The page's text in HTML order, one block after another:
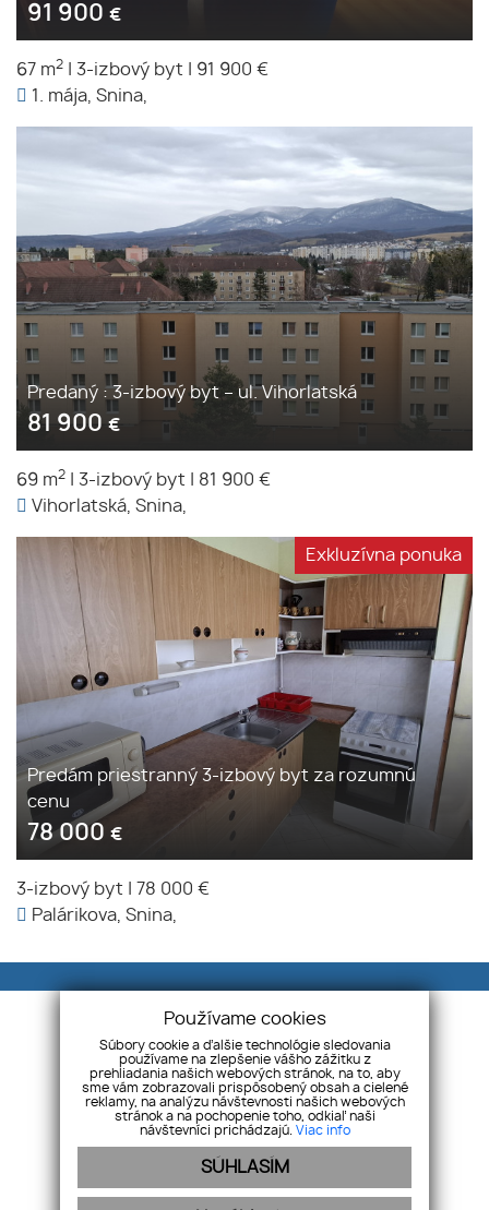
91 900 €
67 m2 3-izbový byt
91 900 €
1. mája, Snina,
Predaný : 3-izbový byt – ul. Vihorlatská
81 900 €
69 m2 3-izbový byt
81 900 €
Vihorlatská, Snina,
Exkluzívna ponuka
Predám priestranný 3-izbový byt za rozumnú
cenu
78 000 €
3-izbový byt
78 000 €
Palárikova, Snina,
Modrá realitka
Námestie slobody 9, 06601
Humenné
+421 915 961 074
+421 905 351 943
info@modrarealitka.sk
Používame cookies
Súbory cookie a ďalšie technológie sledovania
používame na zlepšenie vášho zážitku z
prehliadania našich webových stránok, na to, aby
sme vám zobrazovali prispôsobený obsah a cielené
reklamy, na analýzu návštevnosti našich webových
stránok a na pochopenie toho, odkiaľ naši
návštevníci prichádzajú. Viac info
SÚHLASÍM